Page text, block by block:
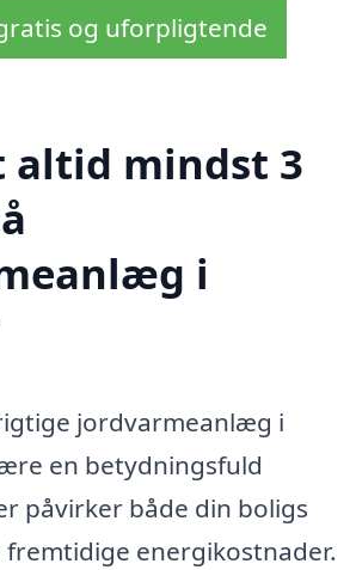
og uforpligtende
altid mindst 3
i
jordvarmeanlæg i
en betydningsfuld
påvirker både din boligs
energikostnader.